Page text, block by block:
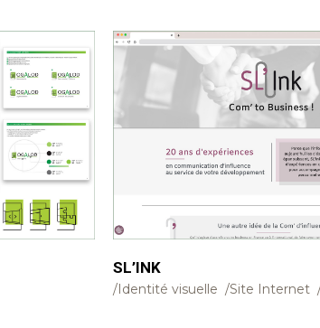
SL’INK
Identité visuelle Site Internet